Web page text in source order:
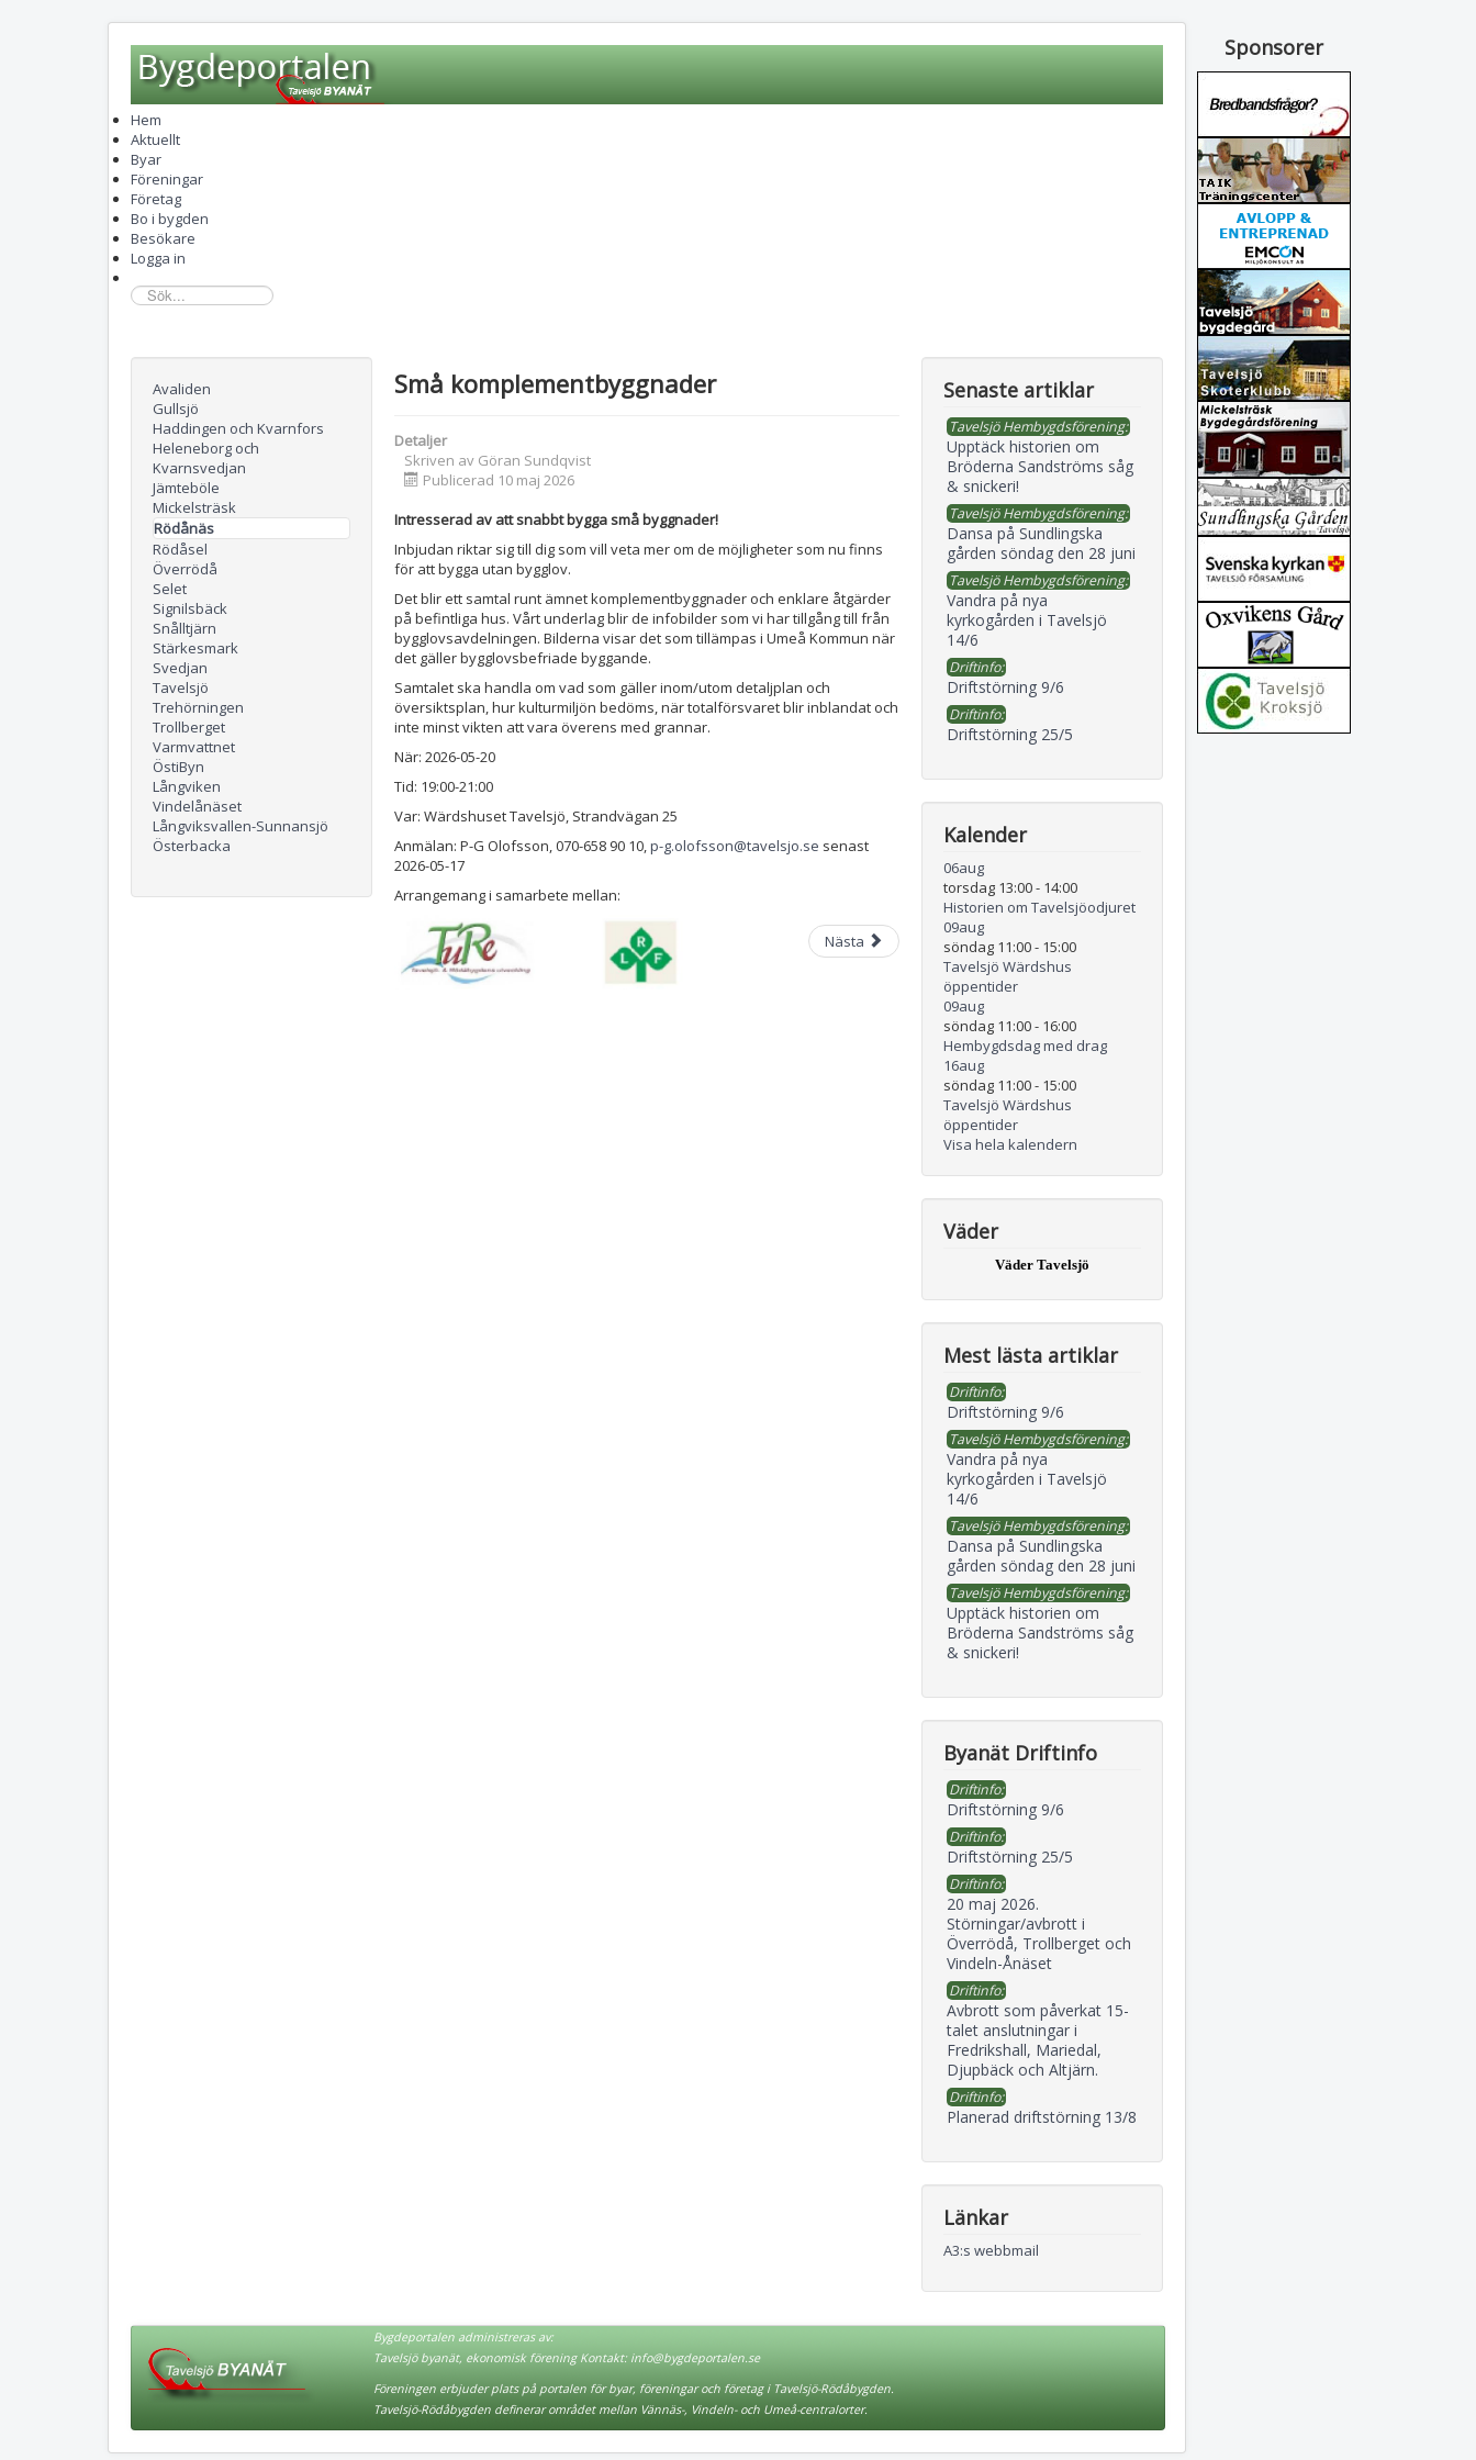
Hem
Aktuellt
Byar
Föreningar
Företag
Bo i bygden
Besökare
Logga in
sök...
Avaliden
Gullsjö
Haddingen och Kvarnfors
Heleneborg och
Kvarnsvedjan
Jämteböle
Mickelsträsk
Rödånäs
Rödåsel
Överrödå
Selet
Signilsbäck
Snålltjärn
Stärkesmark
Svedjan
Tavelsjö
Trehörningen
Trollberget
Varmvattnet
ÖstiByn
Långviken
Vindelånäset
Långviksvallen-Sunnansjö
Österbacka
Små komplementbyggnader
Detaljer
Skriven av Göran Sundqvist
Publicerad 10 maj 2026
Intresserad av att snabbt bygga små byggnader!
Inbjudan riktar sig till dig som vill veta mer om de möjligheter som nu finns
för att bygga utan bygglov.
Det blir ett samtal runt ämnet komplementbyggnader och enklare åtgärder
på befintliga hus. Vårt underlag blir de infobilder som vi har tillgång till från
bygglovsavdelningen. Bilderna visar det som tillämpas i Umeå Kommun när
det gäller bygglovsbefriade byggande.
Samtalet ska handla om vad som gäller inom/utom detaljplan och
översiktsplan, hur kulturmiljön bedöms, när totalförsvaret blir inblandat och
inte minst vikten att vara överens med grannar.
När: 2026-05-20
Tid: 19:00-21:00
Var: Wärdshuset Tavelsjö, Strandvägan 25
Anmälan: P-G Olofsson, 070-658 90 10, p-g.olofsson@tavelsjo.se senast
2026-05-17
Arrangemang i samarbete mellan:
Nästa
Senaste artiklar
Tavelsjö Hembygdsförening:
Upptäck historien om
Bröderna Sandströms såg
& snickeri!
Tavelsjö Hembygdsförening:
Dansa på Sundlingska
gården söndag den 28 juni
Tavelsjö Hembygdsförening:
Vandra på nya
kyrkogården i Tavelsjö
14/6
Driftinfo:
Driftstörning 9/6
Driftinfo:
Driftstörning 25/5
Kalender
06aug
torsdag 13:00- 14:00
Historien om Tavelsjöodjuret
09aug
söndag 11:00- 15:00
Tavelsjö Wärdshus
öppentider
09aug
söndag 11:00- 16:00
Hembygdsdag med drag
16aug
söndag 11:00- 15:00
Tavelsjö Wärdshus
öppentider
Visa hela kalendern
Väder
Väder Tavelsjö
Mest lästa artiklar
Driftinfo:
Driftstörning 9/6
Tavelsjö Hembygdsförening:
Vandra på nya
kyrkogården i Tavelsjö
14/6
Tavelsjö Hembygdsförening:
Dansa på Sundlingska
gården söndag den 28 juni
Tavelsjö Hembygdsförening:
Upptäck historien om
Bröderna Sandströms såg
& snickeri!
Byanät Driftinfo
Driftinfo:
Driftstörning 9/6
Driftinfo:
Driftstörning 25/5
Driftinfo:
20 maj 2026.
Störningar/avbrott i
Överrödå, Trollberget och
Vindeln-Ånäset
Driftinfo:
Avbrott som påverkat 15-
talet anslutningar i
Fredrikshall, Mariedal,
Djupbäck och Altjärn.
Driftinfo:
Planerad driftstörning 13/8
Länkar
A3:s webbmail
Bygdeportalen administreras av:
Tavelsjö byanät, ekonomisk förening Kontakt: info@bygdeportalen.se
Föreningen erbjuder plats på portalen för byar, föreningar och företag i Tavelsjö-Rödåbygden.
Tavelsjö-Rödåbygden definerar området mellan Vännäs-, Vindeln- och Umeå-centralorter.
Sponsorer